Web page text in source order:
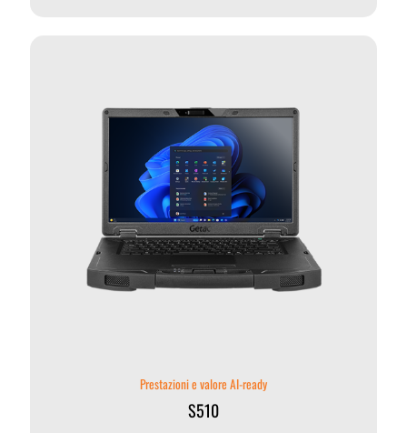
Prestazioni e valore AI-ready
S510